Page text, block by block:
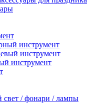
инструмент
инструмент
инструмент
/ фонари / лампы